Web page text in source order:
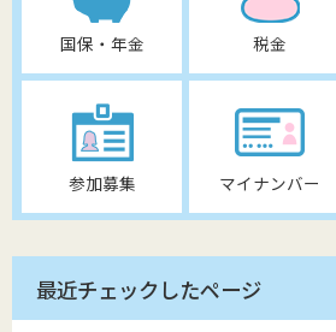
国保・年金 税金
参加募集 マイナンバー
最近チェックしたページ